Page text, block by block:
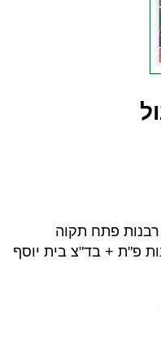
פתח תקוה
פ"ת + בד"צ בית יוסף